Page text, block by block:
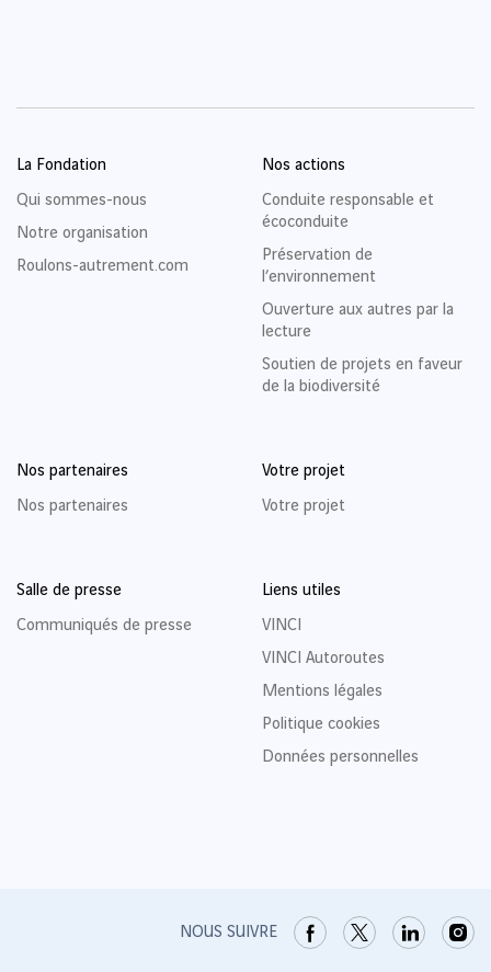
La Fondation
Qui sommes-nous
Notre organisation
Roulons-autrement.com
Nos actions
Conduite responsable et
écoconduite
Préservation de
l’environnement
Ouverture aux autres par la
lecture
Soutien de projets en faveur
de la biodiversité
Nos partenaires
Nos partenaires
Votre projet
Votre projet
Salle de presse
Communiqués de presse
Liens utiles
VINCI
VINCI Autoroutes
Mentions légales
Politique cookies
Données personnelles
NOUS SUIVRE